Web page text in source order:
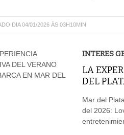
DIA 04/01/2026 ÀS 03H10MIN
INTERES
LA
DEL
Mar del
del 2026: